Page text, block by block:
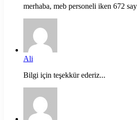
merhaba, meb personeli iken 672
Ali
Bilgi için teşekkür ederiz...